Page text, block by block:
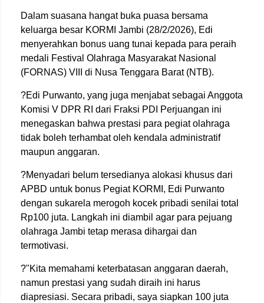
Dalam suasana hangat buka puasa bersama
keluarga besar KORMI Jambi (28/2/2026), Edi
menyerahkan bonus uang tunai kepada para peraih
medali Festival Olahraga Masyarakat Nasional
(FORNAS) VIII di Nusa Tenggara Barat (NTB).
?Edi Purwanto, yang juga menjabat sebagai Anggota
Komisi V DPR RI dari Fraksi PDI Perjuangan ini
menegaskan bahwa prestasi para pegiat olahraga
tidak boleh terhambat oleh kendala administratif
maupun anggaran.
?Menyadari belum tersedianya alokasi khusus dari
APBD untuk bonus Pegiat KORMI, Edi Purwanto
dengan sukarela merogoh kocek pribadi senilai total
Rp100 juta. Langkah ini diambil agar para pejuang
olahraga Jambi tetap merasa dihargai dan
termotivasi.
?"Kita memahami keterbatasan anggaran daerah,
namun prestasi yang sudah diraih ini harus
diapresiasi. Secara pribadi, saya siapkan 100 juta